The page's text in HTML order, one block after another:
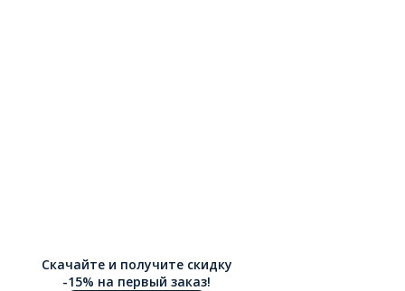
Скачайте и получите скидку
-15% на первый заказ!